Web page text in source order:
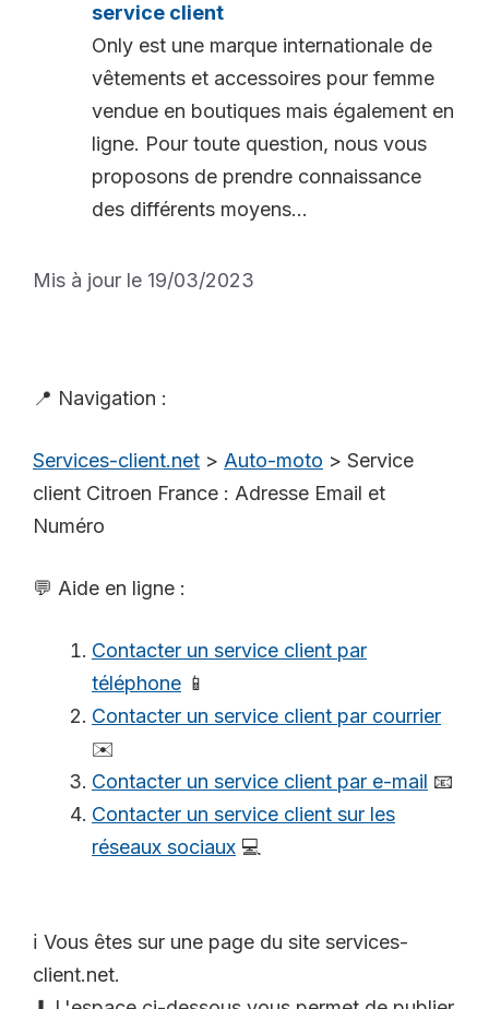
service client
Only est une marque internationale de
vêtements et accessoires pour femme
vendue en boutiques mais également en
ligne. Pour toute question, nous vous
proposons de prendre connaissance
des différents moyens...
Mis à jour le 19/03/2023
📍 Navigation :
Services-client.net > Auto-moto > Service
client Citroen France : Adresse Email et
Numéro
💬 Aide en ligne :
Contacter un service client par
téléphone 📱
Contacter un service client par courrier
✉️
Contacter un service client par e-mail 📧
Contacter un service client sur les
réseaux sociaux 💻
ℹ️ Vous êtes sur une page du site services-
client.net.